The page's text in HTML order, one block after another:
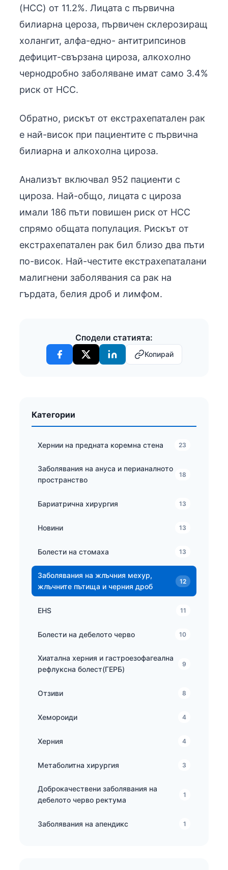
Категории
Хернии на предната коремна стена 23
Заболявания на ануса и перианалното
пространство
18
Бариатрична хирургия 13
Новини 13
Болести на стомаха 13
Заболявания на жлъчния мехур,
жлъчните пътища и черния дроб
12
EHS 11
Болести на дебелото черво 10
Хиатална херния и гастроезофагеална
рефлуксна болест(ГЕРБ)
9
Отзиви 8
Хемороиди 4
Херния 4
Метаболитна хирургия 3
Доброкачествени заболявания на
дебелото черво ректума
1
Заболявания на апендикс 1
(HCC) от 11.2%. Лицата с първична
билиарна цероза, първичен склерозиращ
холангит, алфа-едно- антитрипсинов
дефицит-свързана цироза, алкохолно
чернодробно заболяване имат само 3.4%
риск от HCC.
Обратно, рискът от екстрахепатален рак
е най-висок при пациентите с първична
билиарна и алкохолна цироза.
Анализът включвал 952 пациенти с
цироза. Най-общо, лицата с цироза
имали 186 пъти повишен риск от HCC
спрямо общата популация. Рискът от
екстрахепатален рак бил близо два пъти
по-висок. Най-честите екстрахепаталани
малигнени заболявания са рак на
гърдата, белия дроб и лимфом.
Сподели статията:
Копирай